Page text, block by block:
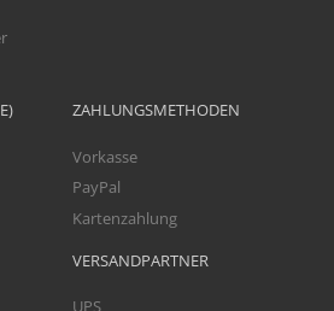
ZAHLUNGSMETHODEN
Vorkasse
PayPal
Kartenzahlung
VERSANDPARTNER
UPS